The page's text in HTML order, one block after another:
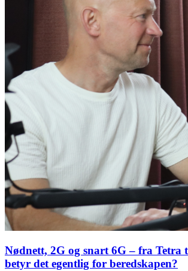
Nødnett, 2G og snart 6G – fra
betyr det egentlig for beredskapen?